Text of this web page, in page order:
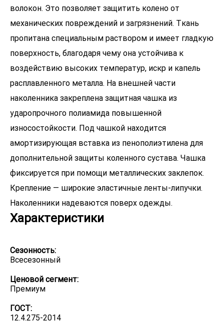
волокон. Это позволяет защитить колено от
механических повреждений и загрязнений. Ткань
пропитана специальным раствором и имеет гладкую
поверхность, благодаря чему она устойчива к
воздействию высоких температур, искр и капель
расплавленного металла. На внешней части
наколенника закреплена защитная чашка из
ударопрочного полиамида повышенной
износостойкости. Под чашкой находится
амортизирующая вставка из пенополиэтилена для
дополнительной защиты коленного сустава. Чашка
фиксируется при помощи металлических заклепок.
Крепление — широкие эластичные ленты-липучки.
Наколенники надеваются поверх одежды.
Характеристики
Сезонность:
Всесезонный
Ценовой сегмент:
Премиум
ГОСТ:
12.4.275-2014